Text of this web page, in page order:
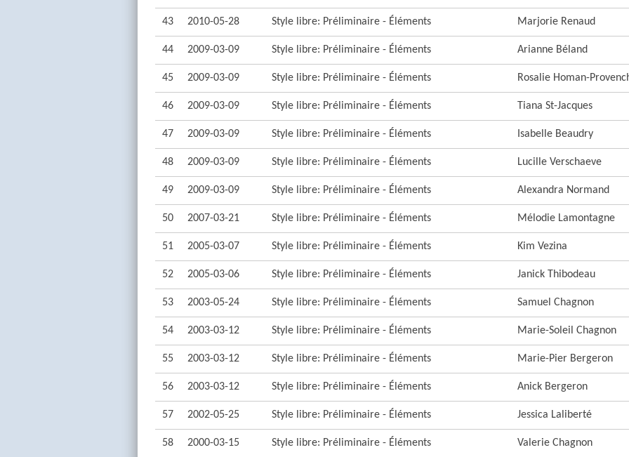
43 2010-05-28 Style libre: Préliminaire - Éléments Marjorie Renaud
44 2009-03-09 Style libre: Préliminaire - Éléments Arianne Béland
45 2009-03-09 Style libre: Préliminaire - Éléments Rosalie Homan-
46 2009-03-09 Style libre: Préliminaire - Éléments Tiana St-Jacques
47 2009-03-09 Style libre: Préliminaire - Éléments Isabelle Beaudry
48 2009-03-09 Style libre: Préliminaire - Éléments Lucille Verschaeve
49 2009-03-09 Style libre: Préliminaire - Éléments Alexandra Normand
50 2007-03-21 Style libre: Préliminaire - Éléments Mélodie Lamontagne
51 2005-03-07 Style libre: Préliminaire - Éléments Kim Vezina
52 2005-03-06 Style libre: Préliminaire - Éléments Janick Thibodeau
53 2003-05-24 Style libre: Préliminaire - Éléments Samuel Chagnon
54 2003-03-12 Style libre: Préliminaire - Éléments Marie-Soleil Chagnon
55 2003-03-12 Style libre: Préliminaire - Éléments Marie-Pier Bergeron
56 2003-03-12 Style libre: Préliminaire - Éléments Anick Bergeron
57 2002-05-25 Style libre: Préliminaire - Éléments Jessica Laliberté
58 2000-03-15 Style libre: Préliminaire - Éléments Valerie Chagnon